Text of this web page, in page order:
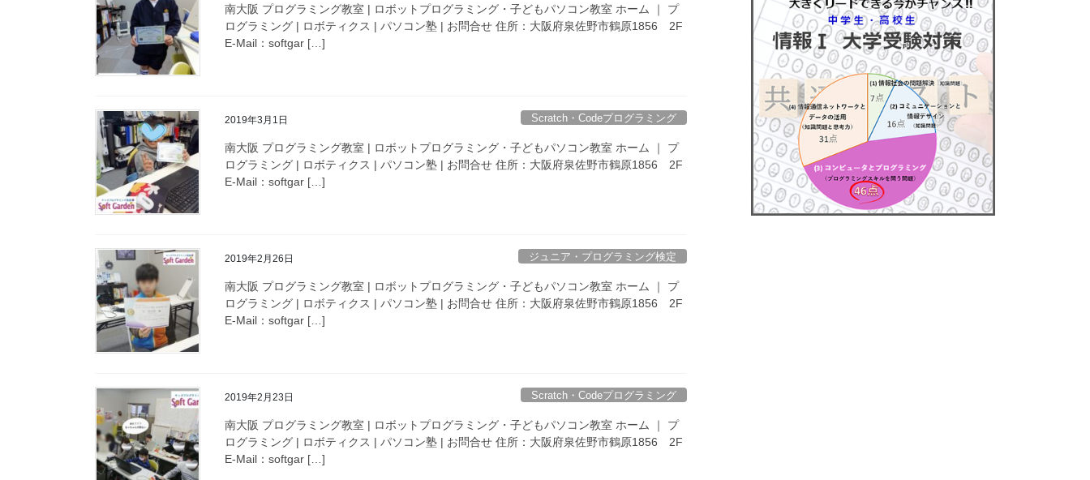
南大阪 プログラミング教室 | ロボットプログラミング・子どもパソコン教室 ホーム ｜ プ
ログラミング | ロボティクス | パソコン塾 | お問合せ 住所：大阪府泉佐野市鶴原1856 2F
E-Mail：softgar […]
2019年3月1日 Scratch・Codeプログラミング
南大阪 プログラミング教室 | ロボットプログラミング・子どもパソコン教室 ホーム ｜ プ
ログラミング | ロボティクス | パソコン塾 | お問合せ 住所：大阪府泉佐野市鶴原1856 2F
E-Mail：softgar […]
2019年2月26日 ジュニア・プログラミング検定
南大阪 プログラミング教室 | ロボットプログラミング・子どもパソコン教室 ホーム ｜ プ
ログラミング | ロボティクス | パソコン塾 | お問合せ 住所：大阪府泉佐野市鶴原1856 2F
E-Mail：softgar […]
2019年2月23日 Scratch・Codeプログラミング
南大阪 プログラミング教室 | ロボットプログラミング・子どもパソコン教室 ホーム ｜ プ
ログラミング | ロボティクス | パソコン塾 | お問合せ 住所：大阪府泉佐野市鶴原1856 2F
E-Mail：softgar […]